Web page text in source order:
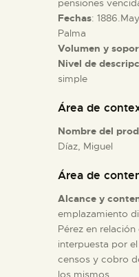
pensiones
Fechas:
Palma
Volumen y
Nivel de
simple
Área de
Nombre del
Díaz, Miguel
Área de
Alcance y
emplazamiento
Pérez en
interpuesta por
censos y cobro
los mismos.